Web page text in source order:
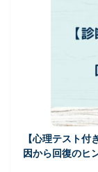
【心理テスト
因から回復のヒ